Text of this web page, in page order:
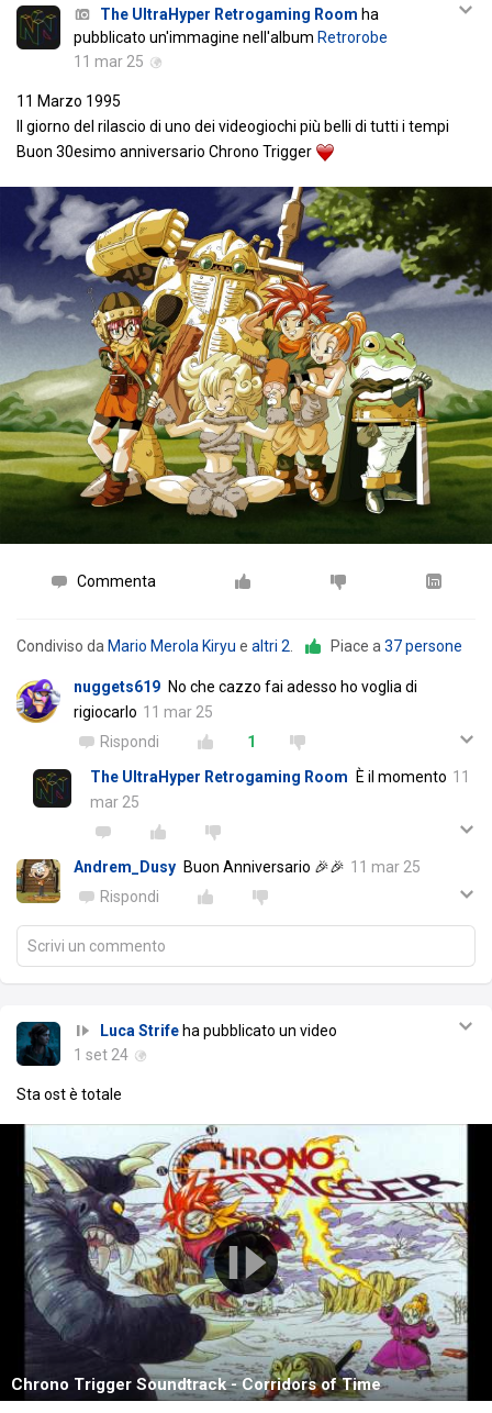
The UltraHyper Retrogaming Room ha
pubblicato un'immagine nell'album Retrorobe
11 mar 25
11 Marzo 1995
Il giorno del rilascio di uno dei videogiochi più belli di tutti i tempi
Buon 30esimo anniversario Chrono Trigger
Commenta
Condiviso da Mario Merola Kiryu e altri 2 Piace a 37 persone
nuggets619 No che cazzo fai adesso ho voglia di
rigiocarlo 11 mar 25
Rispondi
1
The UltraHyper Retrogaming Room
È il momento 11
mar 25
Andrem_Dusy Buon Anniversario 🎉🎉 11 mar 25
Rispondi
Scrivi un commento
Luca Strife ha pubblicato un video
1 set 24
Sta ost è totale
Chrono Trigger Soundtrack - Corridors of Time